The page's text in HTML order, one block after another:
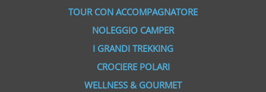
TOUR CON ACCOMPAGNATORE
NOLEGGIO CAMPER
I GRANDI TREKKING
CROCIERE POLARI
WELLNESS & GOURMET